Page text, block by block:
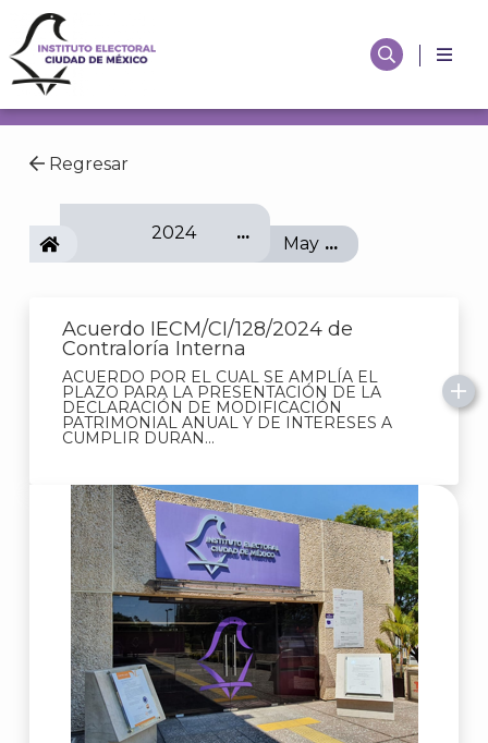
Regresar
2024
May
Acuerdo IECM/CI/128/2024 de
Contraloría Interna
ACUERDO POR EL CUAL SE AMPLÍA EL
PLAZO PARA LA PRESENTACIÓN DE LA
DECLARACIÓN DE MODIFICACIÓN
PATRIMONIAL ANUAL Y DE INTERESES A
CUMPLIR DURAN...